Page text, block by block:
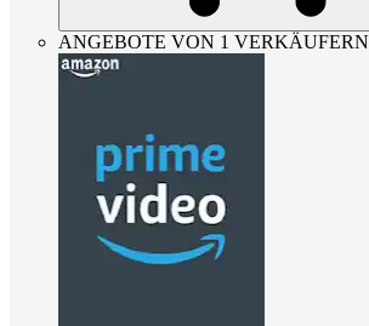
ANGEBOTE VON 1 VERKÄUFERN